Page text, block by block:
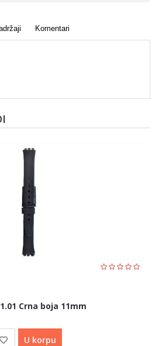
Komentari
Crna boja 11mm
U korpu